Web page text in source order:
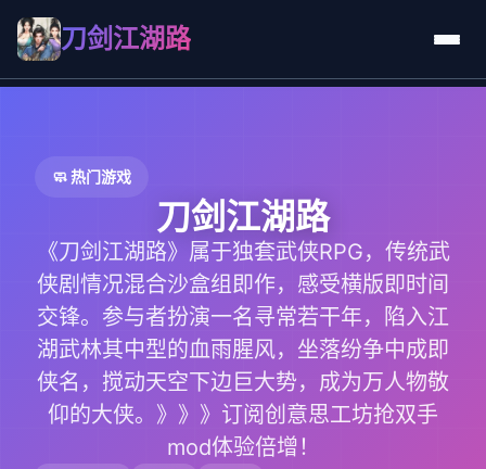
刀剑江湖路
🧼 热门游戏
刀剑江湖路
《刀剑江湖路》属于独套武侠RPG，传统武
侠剧情况混合沙盒组即作，感受横版即时间
交锋。参与者扮演一名寻常若干年，陷入江
湖武林其中型的血雨腥风，坐落纷争中成即
侠名，搅动天空下边巨大势，成为万人物敬
仰的大侠。》》》订阅创意思工坊抢双手
mod体验倍增！